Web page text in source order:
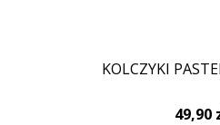
KOLCZYKI
49,90